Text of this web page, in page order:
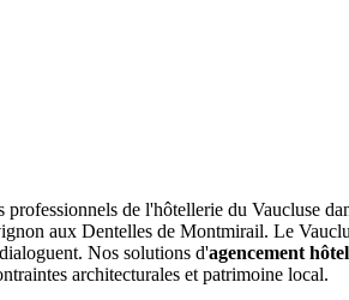
de l'hôtellerie du Vaucluse
aux Dentelles de Montmirail. Le
Nos solutions d'agencement
architecturales et patrimoine local.